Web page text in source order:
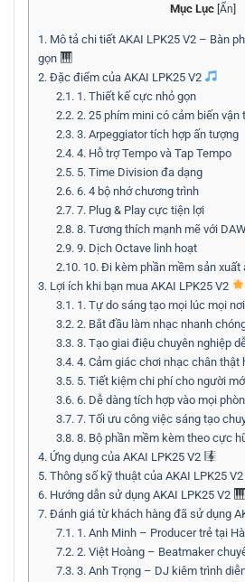
Mục Lục [Ẩn]
1. Mô tả chi tiết AKAI LPK25 V2 – Bàn
gọn
2. Đặc điểm của AKAI LPK25 V2
2.1.1. Thiết kế cực nhỏ gọn
2.2.2. 25 phím mini có cảm biến vận
2.3.3. Arpeggiator tích hợp ấn tượng
2.4.4. Hỗ trợ Tempo và Tap Tempo
2.5.5. Time Division đa dạng
2.6.6. 4 bộ nhớ chương trình
2.7.7. Plug & Play cực tiện lợi
2.8.8. Tương thích mạnh mẽ với
2.9.9. Dịch Octave linh hoạt
2.10.10. Đi kèm phần mềm sản xuất
3. Lợi ích khi bạn mua AKAI LPK25 V2
3.1.1. Tự do sáng tạo mọi lúc mọi nơi
3.2.2. Bắt đầu làm nhạc nhanh
3.3.3. Tạo giai điệu chuyên nghiệp
3.4.4. Cảm giác chơi nhạc chân thật
3.5.5. Tiết kiệm chi phí cho người
3.6.6. Dễ dàng tích hợp vào mọi
3.7.7. Tối ưu công việc sáng tạo
3.8.8. Bộ phần mềm kèm theo cực
4. Ứng dụng của AKAI LPK25 V2
5. Thông số kỹ thuật của AKAI LPK25 V2
6. Hướng dẫn sử dụng AKAI LPK25 V2
7. Đánh giá từ khách hàng đã sử dụng
7.1.1. Anh Minh – Producer trẻ tại
7.2.2. Việt Hoàng – Beatmaker
7.3.3. Anh Trọng – DJ kiêm trình